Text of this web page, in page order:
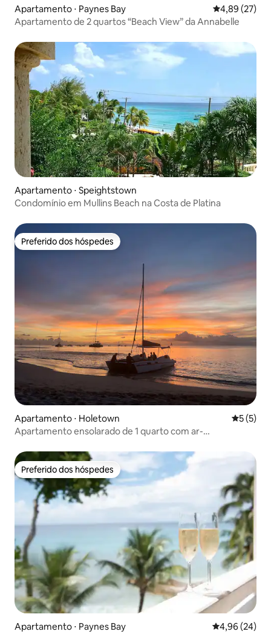
Apartamento ⋅ Paynes Bay 4,89 de uma
4,89 (27)
Apartamento de 2 quartos “Beach View” da Annabelle
Apartamento ⋅ Speightstown
Condomínio em Mullins Beach na Costa de Platina
Preferido dos hóspedes
Preferido dos hóspedes
Apartamento ⋅ Holetown 5 de
5 (5)
Apartamento ensolarado de 1 quarto com ar-
Preferido dos hóspedes
Preferido dos hóspedes
Apartamento ⋅ Paynes Bay 4,96 de uma
4,96 (24)